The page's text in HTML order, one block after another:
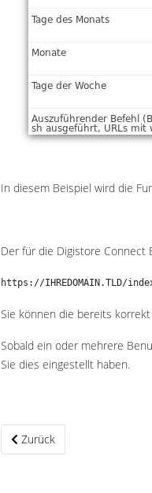
In diesem Beispiel wird die
Der für die Digistore Connect
https://IHREDOMAIN.TLD/
Sie können die bereits
Sobald ein oder mehrere
Sie dies eingestellt haben.
Vorheriger Beitrag: Pakete
Zurück